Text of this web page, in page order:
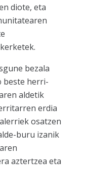
diote, eta
bezala
beste herri-
aldetik
erdia
osatzen
buru izanik
aztertzea eta